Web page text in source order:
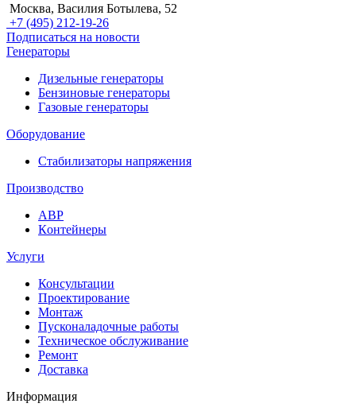
Москва, Василия Ботылева, 52
+7 (495) 212-19-26
Подписаться на новости
Генераторы
Дизельные генераторы
Бензиновые генераторы
Газовые генераторы
Оборудование
Стабилизаторы напряжения
Производство
АВР
Контейнеры
Услуги
Консультации
Проектирование
Монтаж
Пусконаладочные работы
Техническое обслуживание
Ремонт
Доставка
Информация